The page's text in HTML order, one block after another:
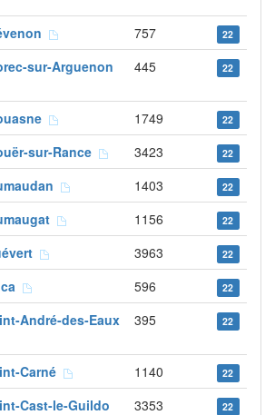
757 22
sur-Arguenon 445 22
1749 22
sur-Rance 3423 22
1403 22
1156 22
3963 22
596 22
André-des-Eaux 395 22
Carné 1140 22
Cast-le-Guildo 3353 22